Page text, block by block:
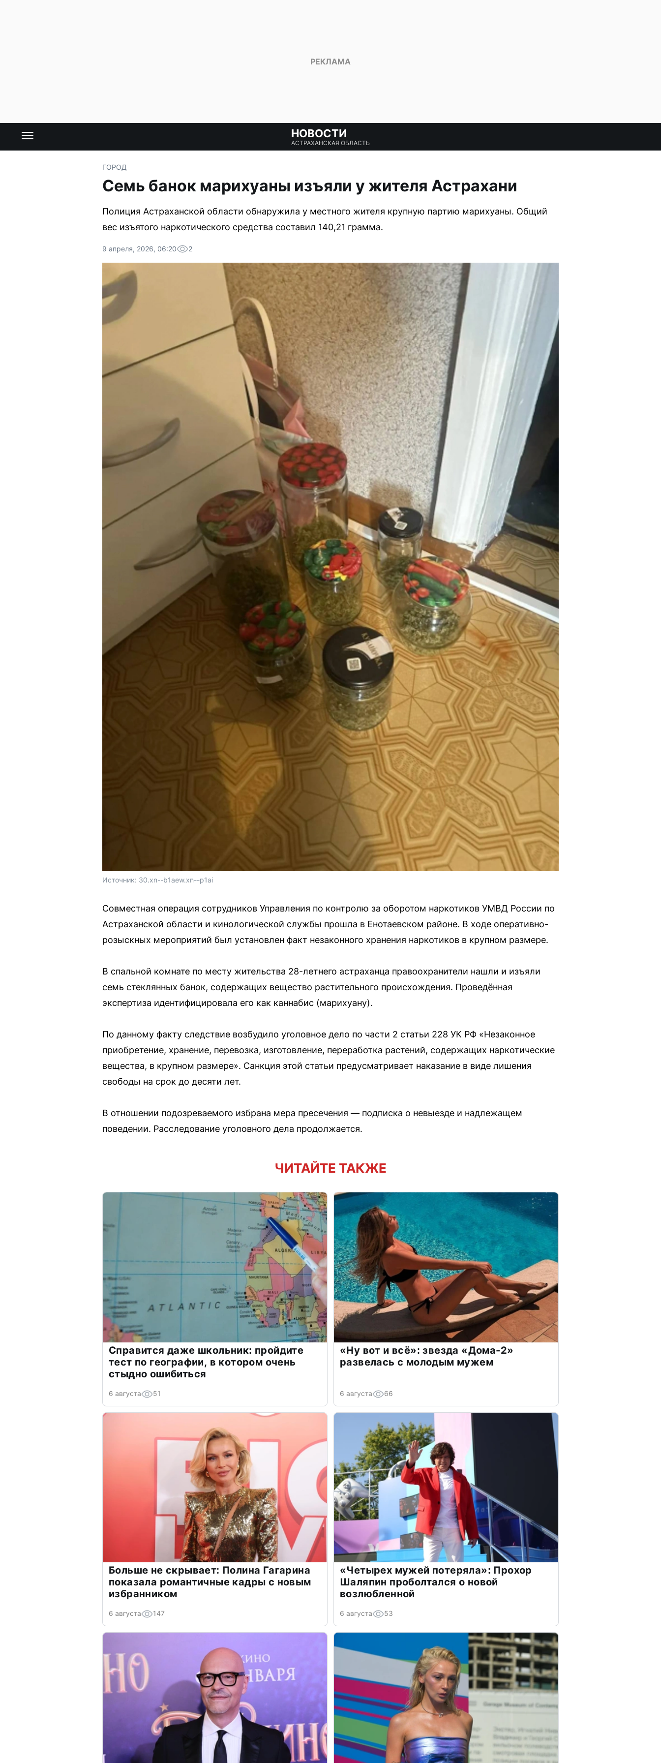
НОВОСТИ
АСТРАХАНСКАЯ ОБЛАСТЬ
ГОРОД
Семь банок марихуаны изъяли у жителя Астрахани
Полиция Астраханской области обнаружила у местного жителя крупную партию марихуаны. Общий
вес изъятого наркотического средства составил 140,21 грамма.
9 апреля, 2026, 06:20 2
Источник: 30.xn--b1aew.xn--p1ai
Совместная операция сотрудников Управления по контролю за оборотом наркотиков УМВД России по
Астраханской области и кинологической службы прошла в Енотаевском районе. В ходе оперативно-
розыскных мероприятий был установлен факт незаконного хранения наркотиков в крупном размере.
В спальной комнате по месту жительства 28-летнего астраханца правоохранители нашли и изъяли
семь стеклянных банок, содержащих вещество растительного происхождения. Проведённая
экспертиза идентифицировала его как каннабис (марихуану).
По данному факту следствие возбудило уголовное дело по части 2 статьи 228 УК РФ «Незаконное
приобретение, хранение, перевозка, изготовление, переработка растений, содержащих наркотические
вещества, в крупном размере». Санкция этой статьи предусматривает наказание в виде лишения
свободы на срок до десяти лет.
В отношении подозреваемого избрана мера пресечения — подписка о невыезде и надлежащем
поведении. Расследование уголовного дела продолжается.
ЧИТАЙТЕ ТАКЖЕ
Справится даже школьник: пройдите
тест по географии, в котором очень
стыдно ошибиться
6 августа 51
«Ну вот и всё»: звезда «Дома-2»
развелась с молодым мужем
6 августа 66
Больше не скрывает: Полина Гагарина
показала романтичные кадры с новым
избранником
6 августа 147
«Четырех мужей потеряла»: Прохор
Шаляпин проболтался о новой
возлюбленной
6 августа 53